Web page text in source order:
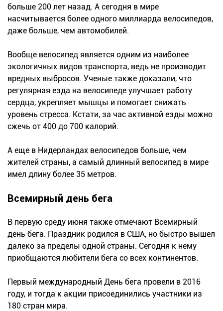
больше 200 лет назад. А сегодня в мире
насчитывается более одного миллиарда велосипедов,
даже больше, чем автомобилей.
Вообще велосипед является одним из наиболее
экологичных видов транспорта, ведь не производит
вредных выбросов. Ученые также доказали, что
регулярная езда на велосипеде улучшает работу
сердца, укрепляет мышцы и помогает снижать
уровень стресса. Кстати, за час активной езды можно
сжечь от 400 до 700 калорий.
А еще в Нидерландах велосипедов больше, чем
жителей страны, а самый длинный велосипед в мире
имел длину более 35 метров.
Всемирный день бега
В первую среду июня также отмечают Всемирный
день бега. Праздник родился в США, но быстро вышел
далеко за пределы одной страны. Сегодня к нему
приобщаются любители бега со всех континентов.
Первый международный День бега провели в 2016
году, и тогда к акции присоединились участники из
180 стран мира.